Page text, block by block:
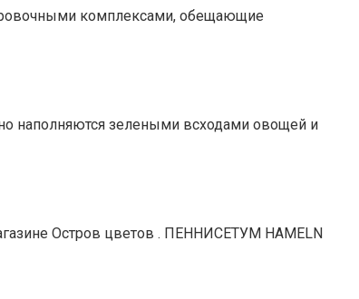
комплексами, обещающие
наполняются зелеными всходами овощей и
Остров цветов . ПЕННИСЕТУМ HAMELN